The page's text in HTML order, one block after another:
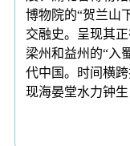
博物院的“贺兰山
交融史。呈现其
梁州和益州的“入
代中国。时间横
现海晏堂水力钟生